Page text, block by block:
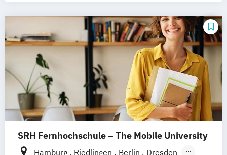
SRH Fernhochschule – The Mobile University
Hamburg Riedlingen Berlin
Dresden